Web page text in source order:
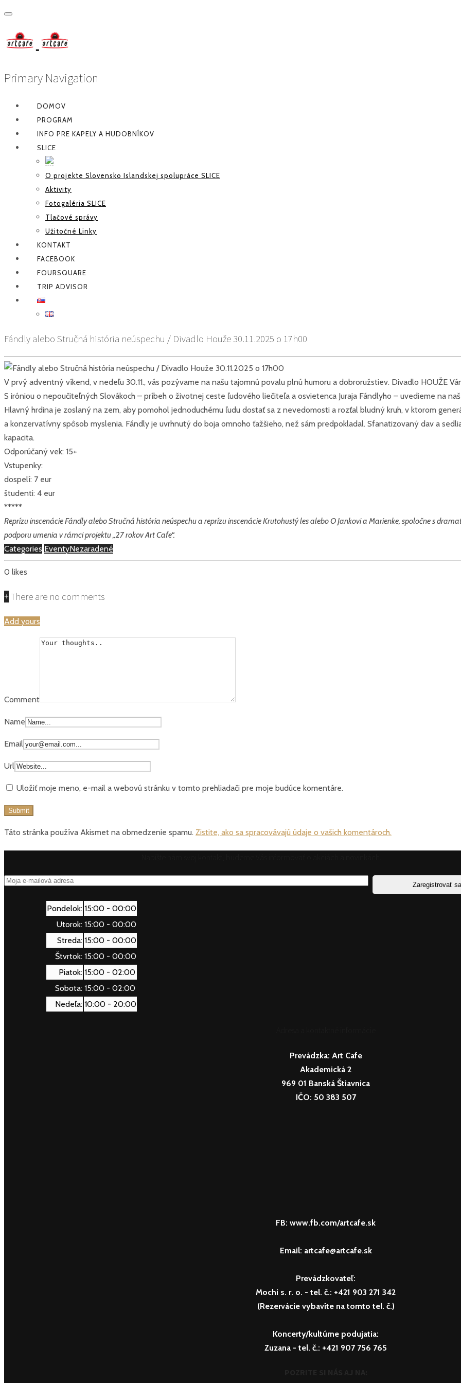
Primary Navigation
DOMOV
PROGRAM
INFO PRE KAPELY A HUDOBNÍKOV
SLICE
O projekte Slovensko Islandskej spolupráce SLICE
Aktivity
Fotogaléria SLICE
Tlačové správy
Užitočné Linky
KONTAKT
FACEBOOK
FOURSQUARE
TRIP ADVISOR
Fándly alebo Stručná história neúspechu / Divadlo Houže 30.11.2025 o 17h00
V prvý adventný víkend, v nedeľu 30.11., vás pozývame na našu tajomnú povalu plnú humoru a dobroružstiev. Divadlo HOUŽE
S iróniou o nepoučiteľných Slovákoch – príbeh o životnej ceste ľudového liečiteľa a osvietenca Juraja Fándlyho – uvedieme na
Hlavný hrdina je zoslaný na zem, aby pomohol jednoduchému ľudu dostať sa z nevedomosti a rozťal bludný kruh, v ktorom
a konzervatívny spôsob myslenia. Fándly je uvrhnutý do boja omnoho ťažšieho, než sám predpokladal. Sfanatizovaný dav a
kapacita.
Odporúčaný vek: 15+
Vstupenky:
dospelí: 7 eur
študenti: 4 eur
*****
Reprízu inscenácie Fándly alebo Stručná história neúspechu a reprízu inscenácie Krutohustý les alebo O Jankovi a Marienke, spoločne s
podporu umenia v rámci projektu „27 rokov Art Cafe“.
Categories EventyNezaradené
0 likes
+There are no comments
Add yours
Comment
Name
Email
Url
Uložiť moje meno, e-mail a webovú stránku v tomto prehliadači pre moje budúce komentáre.
Táto stránka používa Akismet na obmedzenie spamu. Zistite, ako sa spracovávajú údaje o vašich komentároch.
Pondelok: 15:00 - 00:00
Utorok: 15:00 - 00:00
Streda: 15:00 - 00:00
Štvrtok: 15:00 - 00:00
Piatok: 15:00 - 02:00
Sobota: 15:00 - 02:00
Nedeľa: 10:00 - 20:00
Prevádzka: Art Cafe
Akademická 2
969 01 Banská Štiavnica
IČO: 50 383 507
FB: www.fb.com/artcafe.sk
Email: artcafe@artcafe.sk
Prevádzkovateľ:
Mochi s. r. o. - tel. č.: +421 903 271 342
(Rezervácie vybavíte na tomto tel. č.)
Koncerty/kultúrne podujatia:
Zuzana - tel. č.: +421 907 756 765